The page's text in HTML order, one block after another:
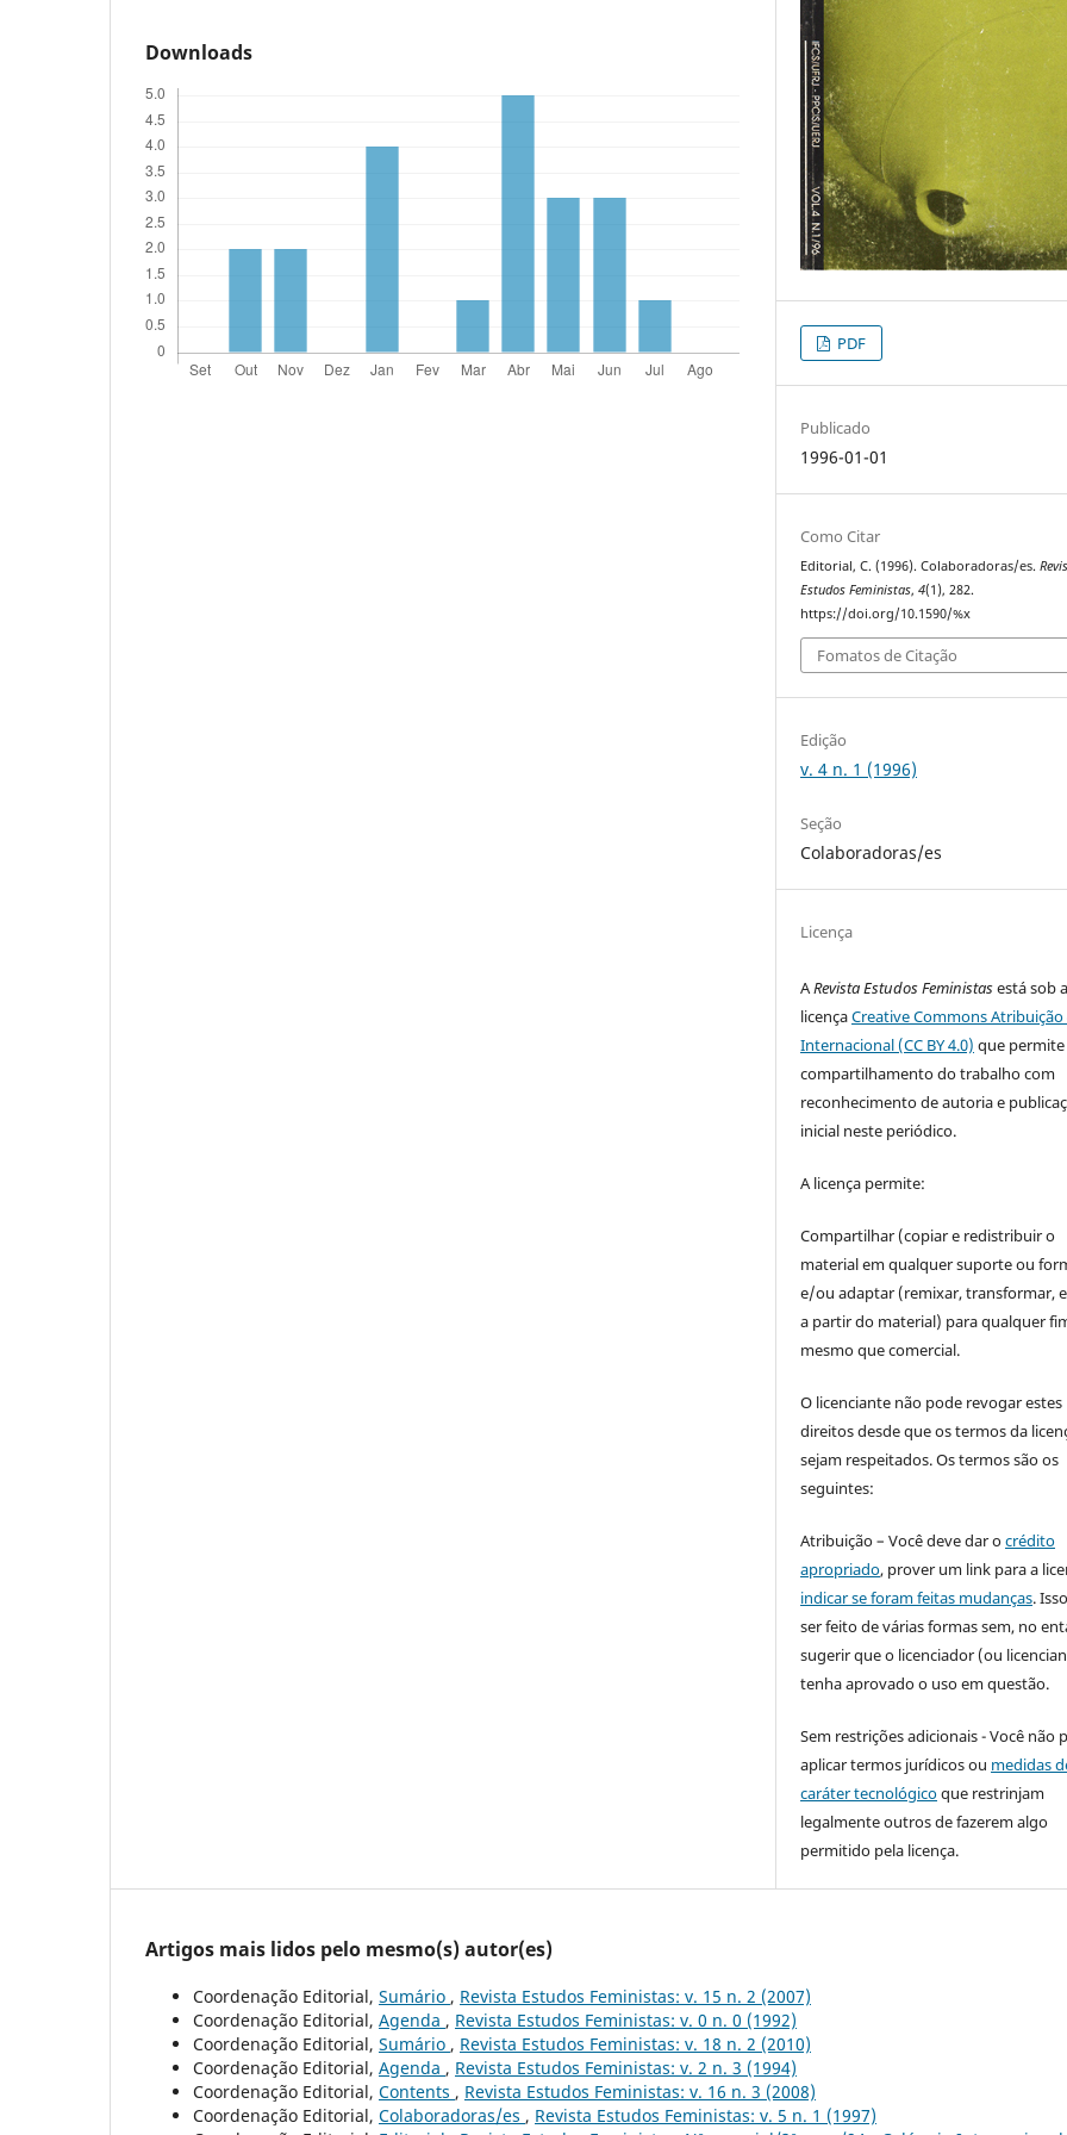
Downloads
PDF
Publicado
1996-01-01
Como Citar
Editorial, C. (1996). Colaboradoras/es.
Estudos Feministas,4(1), 282.
https://doi.org/10.1590/%x
Fomatos de Citação
Edição
v. 4 n. 1 (1996)
Seção
Colaboradoras/es
Licença
ARevista Estudos Feministasestá sob a
licençaCreative Commons Atribuição
Internacional (CC BY 4.0) que
compartilhamento do trabalho com
reconhecimento de autoria e
inicial neste periódico.
A licença permite:
Compartilhar (copiar e redistribuir o
material em qualquer suporte ou
e/ou adaptar (remixar, transformar,
a partir do material) para qualquer
mesmo que comercial.
O licenciante não pode revogar estes
direitos desde que os termos da
sejam respeitados. Os termos são os
seguintes:
Atribuição – Você deve dar ocrédito
apropriado, prover um link para a
indicar se foram feitas mudanças.
ser feito de várias formas sem, no
sugerir que o licenciador (ou
tenha aprovado o uso em questão.
Sem restrições adicionais - Você não
aplicar termos jurídicos ou medidas
caráter tecnológicoque restrinjam
legalmente outros de fazerem algo
permitido pela licença.
Artigos mais lidos pelo mesmo(s) autor(es)
Coordenação Editorial, Sumário , Revista Estudos Feministas: v. 15 n. 2 (2007)
Coordenação Editorial, Agenda , Revista Estudos Feministas: v. 0 n. 0 (1992)
Coordenação Editorial, Sumário , Revista Estudos Feministas: v. 18 n. 2 (2010)
Coordenação Editorial, Agenda , Revista Estudos Feministas: v. 2 n. 3 (1994)
Coordenação Editorial, Contents , Revista Estudos Feministas: v. 16 n. 3 (2008)
Coordenação Editorial, Colaboradoras/es , Revista Estudos Feministas: v. 5 n. 1 (1997)